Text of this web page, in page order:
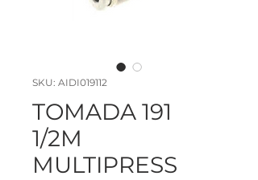
SKU: AIDI019112
TOMADA 191
1/2M
MULTIPRESS